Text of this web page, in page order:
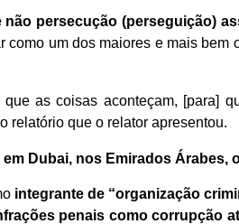
não persecução (perseguição)
um dos maiores e mais
as coisas aconteçam, [para]
relatório que o relator apresentou.
Dubai, nos Emirados Árabes,
integrante de “organização
penais como corrupção